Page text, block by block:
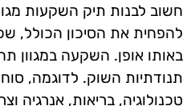
חשוב לבנות תיק השקעות
להפחית את הסיכון הכולל,
באותו אופן. השקעה במגוון
תנודתיות השוק. לדוגמה,
טכנולוגיה, בריאות, אנרגיה